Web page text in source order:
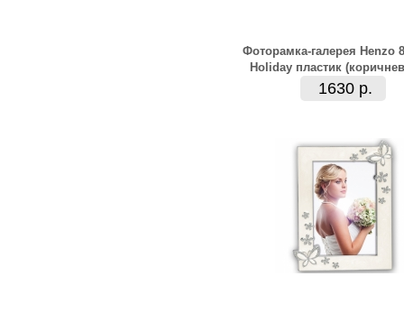
Фоторамка-галерея Henzo
Holiday пластик
1630 р.